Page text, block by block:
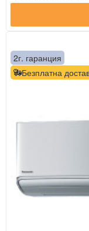
Безплатна
2г. гаранция